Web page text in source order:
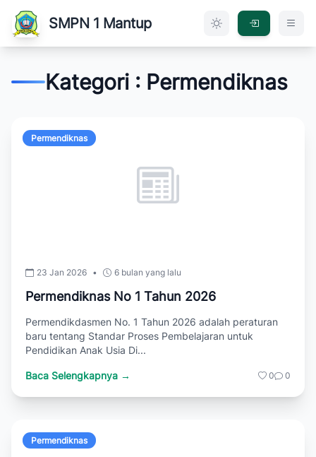
SMPN 1 Mantup
Kategori : Permendiknas
Permendiknas
23 Jan 2026 • 6 bulan yang lalu
Permendiknas No 1 Tahun 2026
Permendikdasmen No. 1 Tahun 2026 adalah peraturan
baru tentang Standar Proses Pembelajaran untuk
Pendidikan Anak Usia Di...
Baca Selengkapnya → 0 0
Permendiknas